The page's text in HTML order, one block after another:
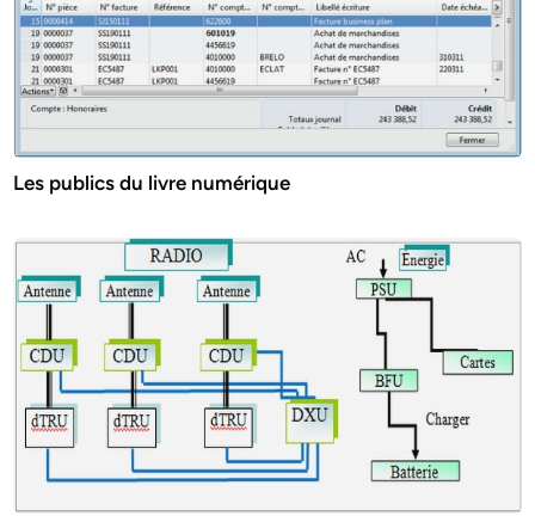
Les publics du livre numérique